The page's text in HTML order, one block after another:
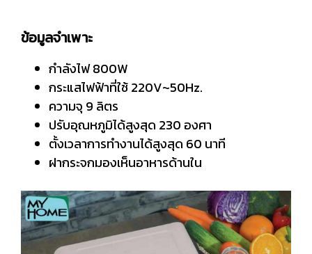
ข้อมูลจำเพาะ
กำลังไฟ 800W
กระแสไฟฟ้าที่ใช้ 220V~50Hz.
ความจุ 9 ลิตร
ปรับอุณหภูมิได้สูงสุด 230 องศา
ตั้งเวลาการทำงานได้สูงสุด 60 นาที
ฝากระจกมองเห็นอาหารด้านใน